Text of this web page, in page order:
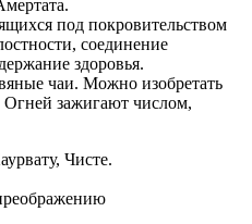
под покровительством
соединение
здоровья.
чаи. Можно изобретать
зажигают числом,
Чисте.